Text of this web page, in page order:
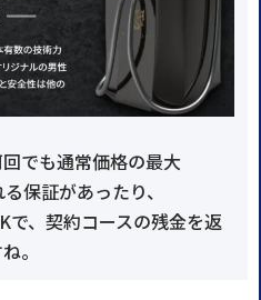
でも通常価格の最大
保証があったり、
で、契約コースの残金を返
。